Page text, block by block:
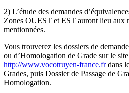
2) L’étude des demandes
Zones OUEST et EST auront lieu aux
mentionnées.
Vous trouverez les dossiers de
ou d’Homologation de Grade sur le
http://www.vocotruyen-france.frdans
Grades, puis Dossier de Passage de
Homologation.